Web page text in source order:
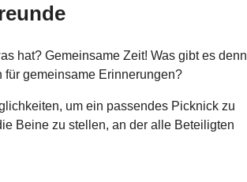
hat? Gemeinsame Zeit! Was gibt es denn
gemeinsame Erinnerungen?
um ein passendes Picknick zu
Beine zu stellen, an der alle Beteiligten